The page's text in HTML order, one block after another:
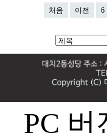
처음 이전 6
PC 버